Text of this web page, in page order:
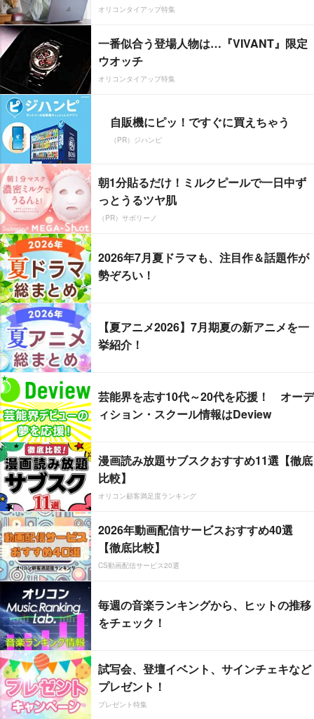
オリコンタイアップ特集
一番似合う登場人物は…『VIVANT』限定
ウオッチ
オリコンタイアップ特集
自販機にピッ！ですぐに買えちゃう
（PR）ジハンピ
朝1分貼るだけ！ミルクピールで一日中ず
っとうるツヤ肌
（PR）サボリーノ
2026年7月夏ドラマも、注目作＆話題作が
勢ぞろい！
【夏アニメ2026】7月期夏の新アニメを一
挙紹介！
芸能界を志す10代～20代を応援！ オーデ
ィション・スクール情報はDeview
漫画読み放題サブスクおすすめ11選【徹底
比較】
オリコン顧客満足度ランキング
2026年動画配信サービスおすすめ40選
【徹底比較】
CS動画配信サービス20選
毎週の音楽ランキングから、ヒットの推移
をチェック！
試写会、登壇イベント、サインチェキなど
プレゼント！
プレゼント特集